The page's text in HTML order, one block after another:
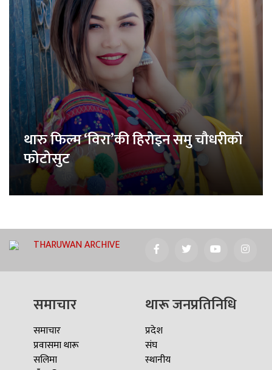
थारु फिल्म ‘विरा’की हिरोइन समु चौधरीको
फोटोसुट
THARUWAN ARCHIVE
समाचार
समाचार
प्रवासमा थारू
सलिमा
थारू जनप्रतिनिधि
प्रदेश
संघ
स्थानीय